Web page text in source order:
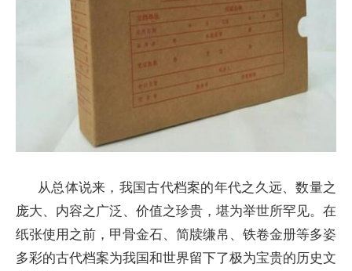
从总体说来，我国古代档案的年代之久远、数量之
庞大、内容之广泛、价值之珍贵，堪为举世所罕见。在
纸张使用之前，甲骨金石、简牍缣帛、铁卷金册等多姿
多彩的古代档案为我国和世界留下了极为宝贵的历史文